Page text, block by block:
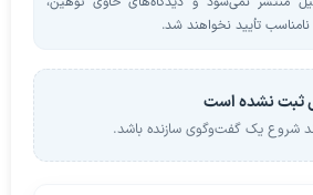
نامناسب تأیید نخواهند شد.
ثبت نشده است
شروع یک گفت‌وگوی سازنده باشد.